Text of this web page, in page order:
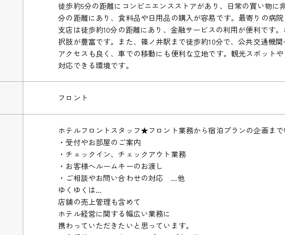
徒歩約5分の距離にコンビニエンスストアがあり、日常の買い物
分の距離にあり、食料品や日用品の購入が容易です。最寄りの病
支店は徒歩約10分の距離にあり、金融サービスの利用が便利です
択肢が豊富です。また、篠ノ井駅まで徒歩約10分で、公共交通機
アクセスも良く、車での移動にも便利な立地です。観光スポット
対応できる環境です。
フロント
ホテルフロントスタッフ★フロント業務から宿泊プランの企画ま
・受付やお部屋のご案内
・チェックイン、チェックアウト業務
・お客様へルームキーのお渡し
・ご相談やお問い合わせの対応 …他
ゆくゆくは…
店舗の売上管理も含めて
ホテル経営に関する幅広い業務に
携わっていただきたいと思っています。